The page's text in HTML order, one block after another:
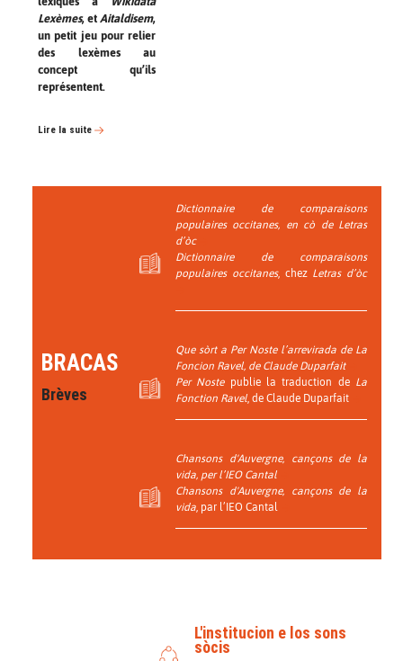
Lexèmes, et Aitaldisem,
un petit jeu pour relier
des lexèmes au
concept qu’ils
représentent.
Lire la suite
BRACAS
Brèves
Dictionnaire de comparaisons
populaires occitanes, en cò de Letras
d’òc
Dictionnaire de comparaisons
populaires occitanes, chez Letras d’òc
Que sòrt a Per Nostel’arrevirada de La
Foncion Ravel, de Claude Duparfait
Per Nostepublie la traduction de La
Fonction Ravel, de Claude Duparfait
Chansons d'Auvergne, cançons de la
vida, per l’IEO Cantal
Chansons d'Auvergne, cançons de la
vida, par l’IEO Cantal
L'institucion e los sons
sòcis